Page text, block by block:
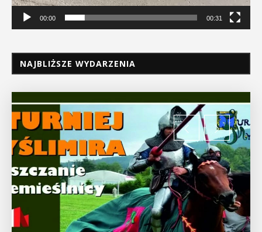
00:00 00:31
NAJBLIŻSZE WYDARZENIA